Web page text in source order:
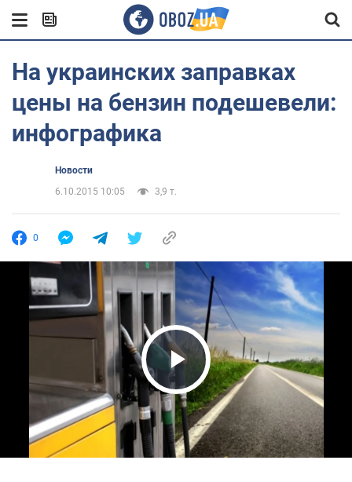
На украинских заправках
цены на бензин подешевели:
инфографика
Новости
6.10.2015 10:05
3,9 т.
0
Play Video